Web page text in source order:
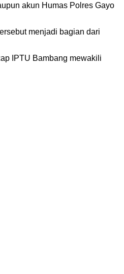
akun Humas Polres Gayo
menjadi bagian dari
IPTU Bambang mewakili